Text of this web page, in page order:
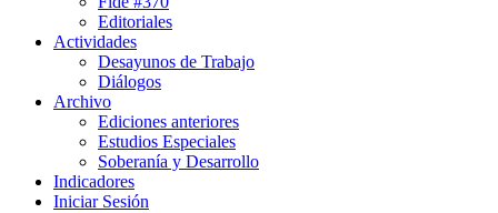
Editoriales
Actividades
Desayunos de Trabajo
Diálogos
Archivo
Ediciones anteriores
Estudios Especiales
Soberanía y Desarrollo
Indicadores
Iniciar Sesión